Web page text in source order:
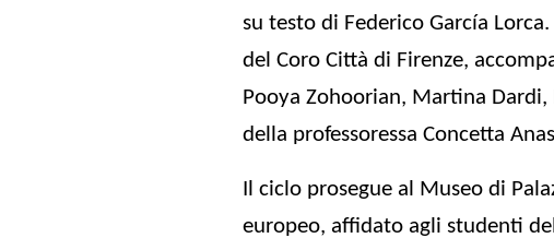
su testo di Federico García
del Coro Città di Firenze,
Pooya Zohoorian, Martina Dardi,
della professoressa Concetta
Il ciclo prosegue al Museo di
europeo, affidato agli studenti